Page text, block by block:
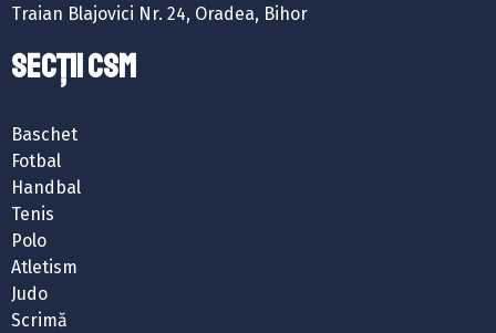
Traian Blajovici Nr. 24, Oradea, Bihor
SECȚII CSM
Baschet
Fotbal
Handbal
Tenis
Polo
Atletism
Judo
Scrimă